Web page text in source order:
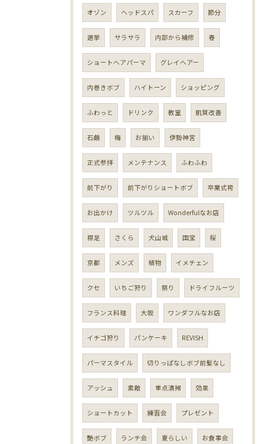
オゾン ヘッドスパ スカーフ 節分
選挙 サラサラ 内部から補修 春
ショートヘアパーマ グレイヘアー
内巻きボブ ハイトーン ショッピング
ふわっと ドリンク 教室 肌質改善
石鹸 梅 お揃い 伊勢神宮
正式参拝 メンテナンス ふわふわ
前下がり 前下がりショートボブ 卒業式袴
お出かけ ツルツル Wonderfulなお店
襟足 さくら 犬山城 国宝 桜
京都 メンズ 植物 イメチェン
クセ いちご狩り 祭り ドライフルーツ
フランス料理 大阪 ワンダフルなお店
イチゴ狩り パンケーキ REVISH
パーマスタイル 切りっぱなしボブ前髪なし
アッシュ 素敵 重点清掃 効果
ショートカット 練習会 プレゼント
艶ボブ ランチ会 夏らしい お食事会